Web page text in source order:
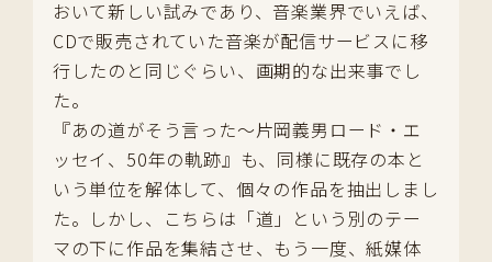
おいて新しい試みであり、音楽業界でいえば、
CDで販売されていた音楽が配信サービスに移
行したのと同じぐらい、画期的な出来事でし
た。
『あの道がそう言った～片岡義男ロード・エ
ッセイ、50年の軌跡』も、同様に既存の本と
いう単位を解体して、個々の作品を抽出しまし
た。しかし、こちらは「道」という別のテー
マの下に作品を集結させ、もう一度、紙媒体